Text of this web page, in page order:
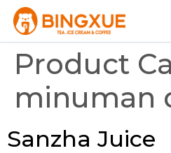
Product
minuman
Sanzha Juice